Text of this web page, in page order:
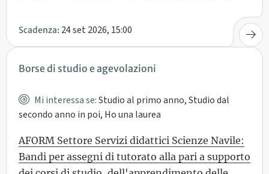
Scadenza: 24 set 2026, 15:00
Borse di studio e agevolazioni
Mi interessa se:Studio al primo anno, Studio dal
secondo anno in poi, Ho una laurea
AFORM Settore Servizi didattici Scienze Navile:
Bandi per assegni di tutorato alla pari a supporto